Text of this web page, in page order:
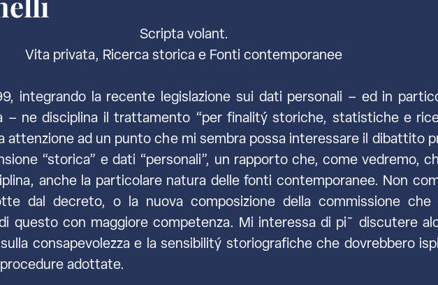
Scripta volant.
Vita privata, Ricerca storica e Fonti contemporanee
integrando la recente legislazione sui dati personali – ed in
– ne disciplina il trattamento “per finalitý storiche, statistiche e
attenzione ad un punto che mi sembra possa interessare il dibattito
“storica” e dati “personali”, un rapporto che, come vedremo,
anche la particolare natura delle fonti contemporanee. Non
dal decreto, o la nuova composizione della commissione
questo con maggiore competenza. Mi interessa di pi˜ discutere
consapevolezza e la sensibilitý storiografiche che dovrebbero
adottate.